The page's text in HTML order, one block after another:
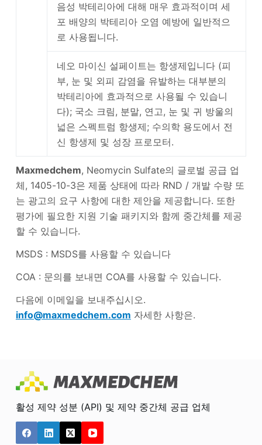
음성 박테리아에 대해 매우 효과적이며 세
포 배양의 박테리아 오염 예방에 일반적으
로 사용됩니다.
네오 마이신 설페이트는 항생제입니다 (피
부, 눈 및 외피 감염을 유발하는 대부분의
박테리아에 효과적으로 사용될 수 있습니
다); 국소 크림, 분말, 연고, 눈 및 귀 방울의
넓은 스펙트럼 항생제; 수의학 용도에서 전
신 항생제 및 성장 프로모터.
Maxmedchem, Neomycin Sulfate의 글로벌 공급 업
체, 1405-10-3은 제품 상태에 따라 RND / 개발 수량 또
는 광고의 요구 사항에 대한 제안을 제공합니다. 또한
평가에 필요한 지원 기술 패키지와 함께 중간체를 제공
할 수 있습니다.
MSDS : MSDS를 사용할 수 있습니다
COA : 문의를 보내면 COA를 사용할 수 있습니다.
다음에 이메일을 보내주십시오.
info@maxmedchem.com 자세한 사항은.
활성 제약 성분 (API) 및 제약 중간체 공급 업체